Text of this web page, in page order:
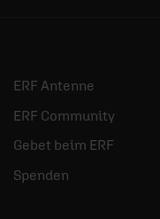
ERF Antenne
ERF Community
Gebet beim ERF
Spenden